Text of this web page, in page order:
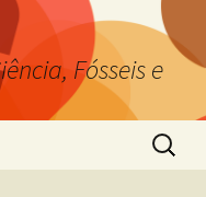
Fósseis e